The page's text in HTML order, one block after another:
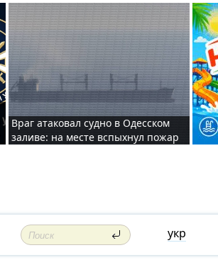
Враг атаковал судно в Одесском
заливе: на месте вспыхнул пожар
укр